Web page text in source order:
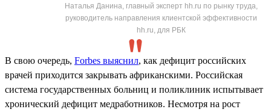
Наталья Данина, главный эксперт hh.ru по рынку труда,
руководитель направления клиентской эффективности
hh.ru, для РБК
В свою очередь, Forbes выяснил, как дефицит российских
врачей приходится закрывать африканскими. Российская
система государственных больниц и поликлиник испытывает
хронический дефицит медработников. Несмотря на рост